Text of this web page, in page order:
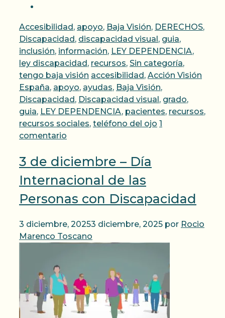
Categorías
Accesibilidad, apoyo, Baja Visión, DERECHOS,
Discapacidad, discapacidad visual, guia,
inclusión, información, LEY DEPENDENCIA,
ley discapacidad, recursos, Sin categoría,
tengo baja visión Etiquetas
accesibilidad, Acción Visión
España, apoyo, ayudas, Baja Visión,
Discapacidad, Discapacidad visual, grado,
guia, LEY DEPENDENCIA, pacientes, recursos,
recursos sociales, teléfono del ojo 1
comentario
3 de diciembre – Día
Internacional de las
Personas con Discapacidad
3 diciembre, 20253 diciembre, 2025 por Rocio
Marenco Toscano